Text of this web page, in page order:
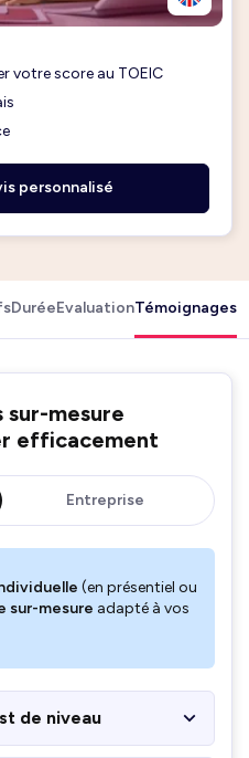
votre score au TOEIC
personnalisé
DuréeEvaluationTémoignages
sur-mesure
efficacement
Entreprise
(en présentiel ou
sur-mesure adapté à vos
de niveau